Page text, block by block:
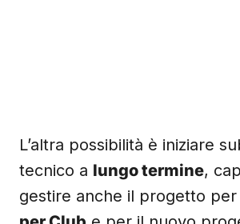
L’altra possibilità è iniziare
tecnico a lungo termine,
gestire anche il progetto per